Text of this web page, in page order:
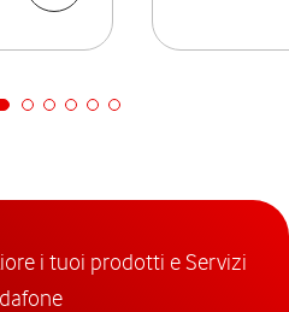
i tuoi prodotti e Servizi